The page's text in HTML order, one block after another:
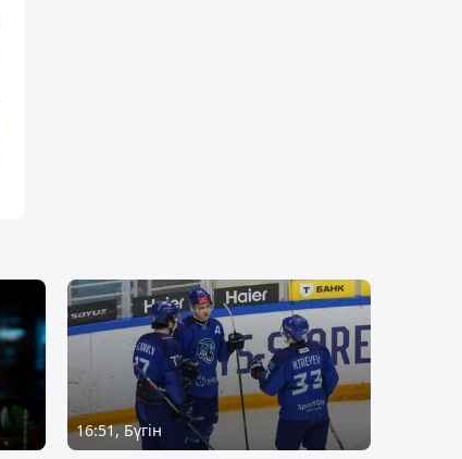
16:51, Бүгін